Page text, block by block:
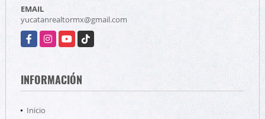
EMAIL
yucatanrealtormx@gmail.com
FacebookInstagramYouTubeTikTok
INFORMACIÓN
Inicio